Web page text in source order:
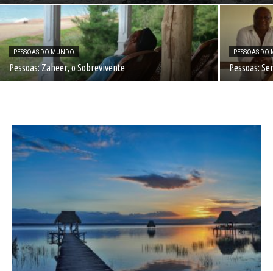
PESSOAS DO MUNDO
Pessoas: Zaheer, o Sobrevivente
PESSOAS DO
Pessoas: